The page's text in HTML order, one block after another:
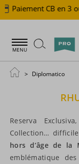
Paiement CB en 3 ou
MENU
Diplomatico
Reserva
Collection…
hors d’âge de la
emblématique des